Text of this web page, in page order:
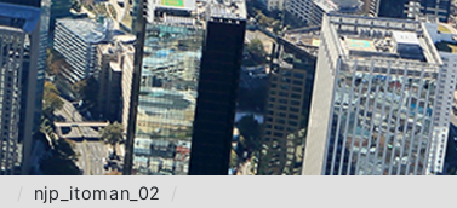
njp_itoman_02